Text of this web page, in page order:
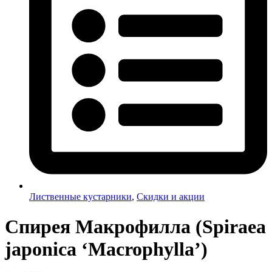
Лиственные кустарники, Скидки и акции
Спирея Макрофилла (Spiraea
japonica ‘Macrophylla’)